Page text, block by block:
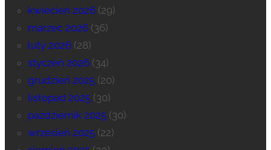
kwiecień 2026(29)
marzec 2026(36)
luty 2026(28)
styczeń 2026(34)
grudzień 2025(20)
listopad 2025(30)
październik 2025(30)
wrzesień 2025(22)